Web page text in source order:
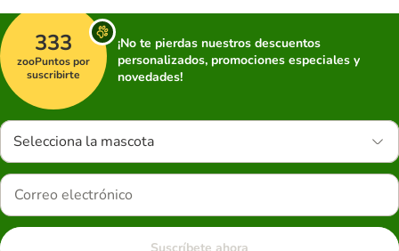
333
zooPuntos por
suscribirte
¡No te pierdas nuestros descuentos
personalizados, promociones especiales y
novedades!
Selecciona la mascota